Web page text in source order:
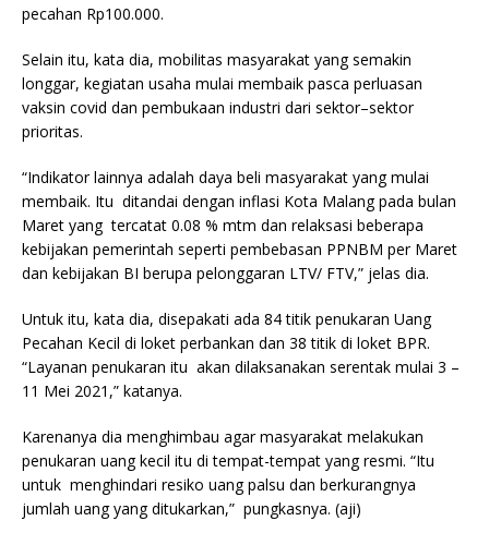
pecahan Rp100.000.
Selain itu, kata dia, mobilitas masyarakat yang semakin
longgar, kegiatan usaha mulai membaik pasca perluasan
vaksin covid dan pembukaan industri dari sektor–sektor
prioritas.
“Indikator lainnya adalah daya beli masyarakat yang mulai
membaik. Itu ditandai dengan inflasi Kota Malang pada bulan
Maret yang tercatat 0.08 % mtm dan relaksasi beberapa
kebijakan pemerintah seperti pembebasan PPNBM per Maret
dan kebijakan BI berupa pelonggaran LTV/ FTV,” jelas dia.
Untuk itu, kata dia, disepakati ada 84 titik penukaran Uang
Pecahan Kecil di loket perbankan dan 38 titik di loket BPR.
“Layanan penukaran itu akan dilaksanakan serentak mulai 3 –
11 Mei 2021,” katanya.
Karenanya dia menghimbau agar masyarakat melakukan
penukaran uang kecil itu di tempat-tempat yang resmi. “Itu
untuk menghindari resiko uang palsu dan berkurangnya
jumlah uang yang ditukarkan,” pungkasnya. (aji)